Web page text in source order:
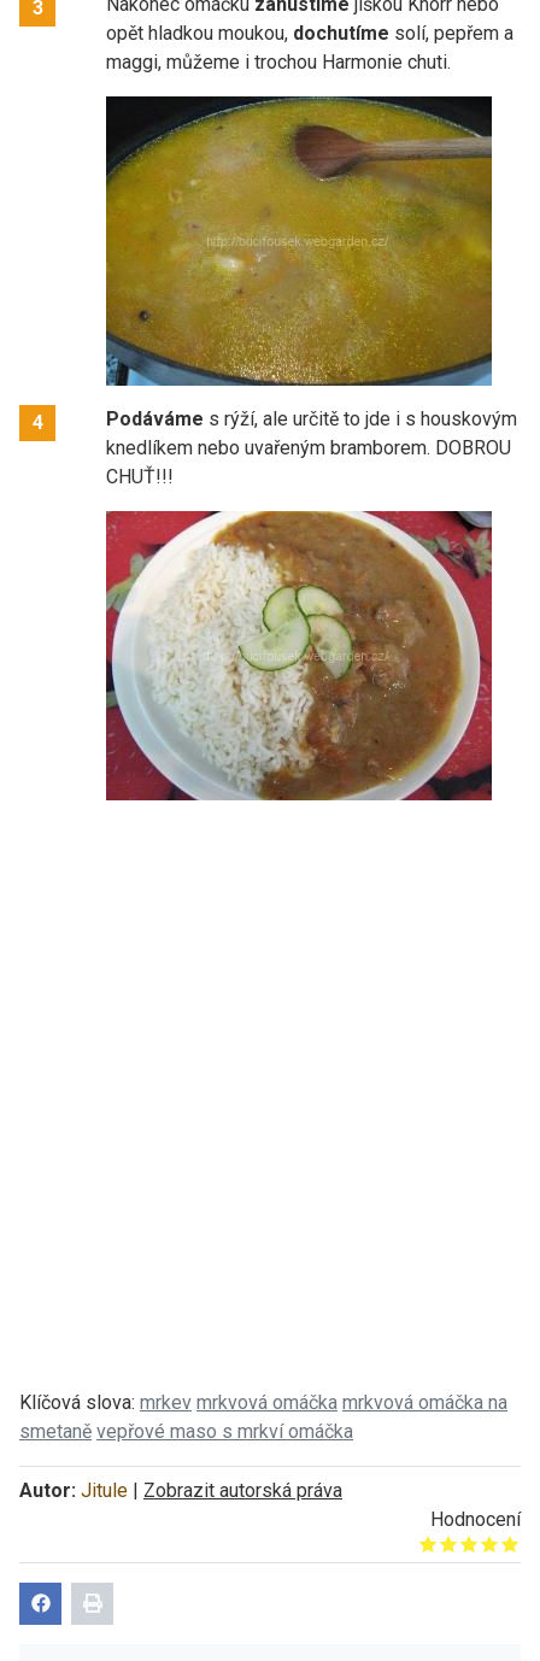
3
opět hladkou moukou, dochutíme solí, pepřem a
maggi, můžeme i trochou Harmonie chuti.
4 Podáváme s rýží, ale určitě to jde i s houskovým
knedlíkem nebo uvařeným bramborem. DOBROU
CHUŤ!!!
Klíčová slova: mrkev mrkvová omáčka mrkvová omáčka na
smetaně vepřové maso s mrkví omáčka
Autor: Jitule | Zobrazit autorská práva
Hodnocení
Give it 1/5
Give it 2/5
Give it 3/5
Give it 4/5
Give it 5/5